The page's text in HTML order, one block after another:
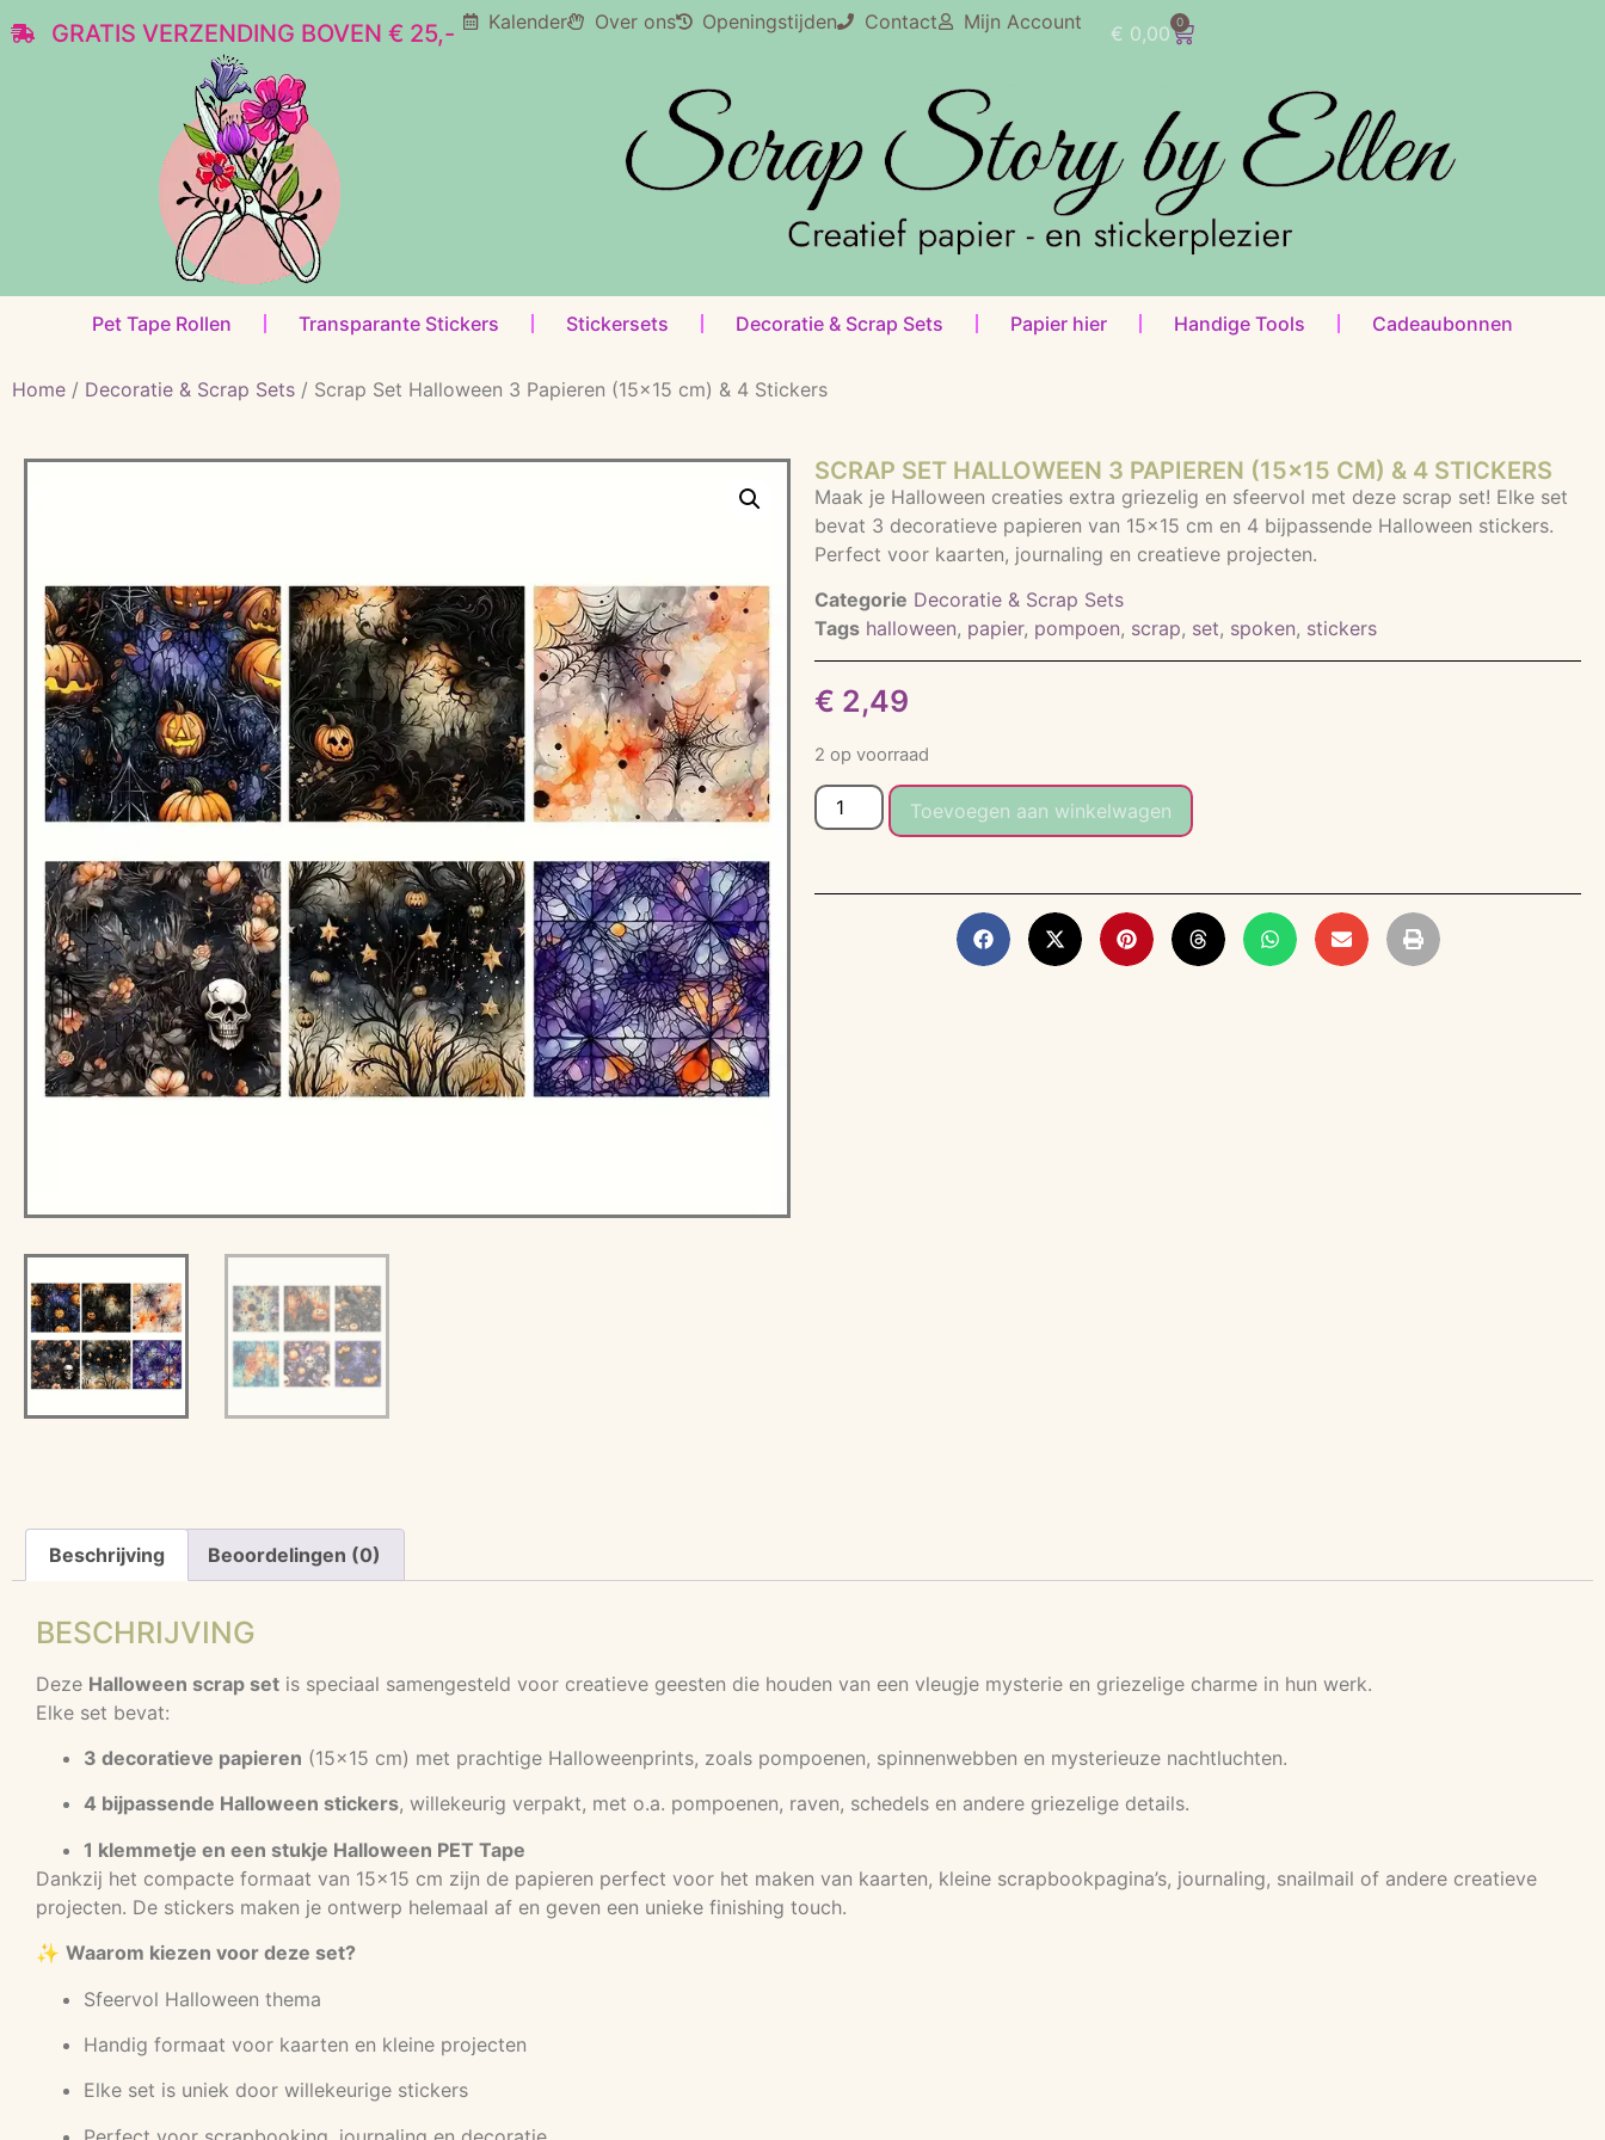
GRATIS VERZENDING BOVEN € 25,- Kalender Over ons Openingstijden Contact Mijn Account € 0,00 0
Pet Tape Rollen Transparante Stickers Stickersets Decoratie & Scrap Sets Papier hier Handige Tools Cadeaubonnen
Home / Decoratie & Scrap Sets / Scrap Set Halloween 3 Papieren (15×15 cm) & 4 Stickers
SCRAP SET HALLOWEEN 3 PAPIEREN (15×15 CM) & 4 STICKERS
Maak je Halloween creaties extra griezelig en sfeervol met deze scrap set! Elke set
bevat 3 decoratieve papieren van 15×15 cm en 4 bijpassende Halloween stickers.
Perfect voor kaarten, journaling en creatieve projecten.
Categorie Decoratie & Scrap Sets
Tags halloween, papier, pompoen, scrap, set, spoken, stickers
€ 2,49
2 op voorraad
Toevoegen aan winkelwagen
Beschrijving Beoordelingen (0)
BESCHRIJVING
Deze Halloween scrap set is speciaal samengesteld voor creatieve geesten die houden van een vleugje mysterie en griezelige charme in hun werk.
Elke set bevat:
3 decoratieve papieren (15×15 cm) met prachtige Halloweenprints, zoals pompoenen, spinnenwebben en mysterieuze nachtluchten.
4 bijpassende Halloween stickers, willekeurig verpakt, met o.a. pompoenen, raven, schedels en andere griezelige details.
1 klemmetje en een stukje Halloween PET Tape
Dankzij het compacte formaat van 15×15 cm zijn de papieren perfect voor het maken van kaarten, kleine scrapbookpagina’s, journaling, snailmail of andere creatieve
projecten. De stickers maken je ontwerp helemaal af en geven een unieke finishing touch.
✨ Waarom kiezen voor deze set?
Sfeervol Halloween thema
Handig formaat voor kaarten en kleine projecten
Elke set is uniek door willekeurige stickers